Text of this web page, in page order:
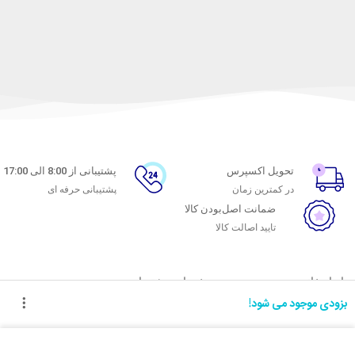
بزودی موجود می شود!
تحویل اکسپرس
در کمترین زمان
پشتیبانی از 8:00 الی 17:00
پشتیبانی حرفه ای
ضمانت اصل‌بودن کالا
تایید اصالت کالا
با ماه خانوم
اتاق خبر ماه خانوم
خدمات مشتریان